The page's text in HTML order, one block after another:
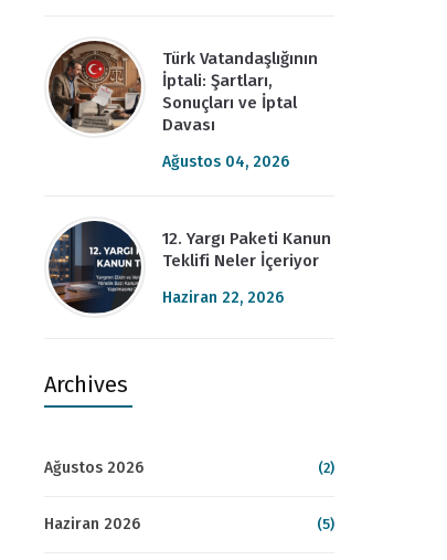
Türk Vatandaşlığının
İptali: Şartları,
Sonuçları ve İptal
Davası
Ağustos 04, 2026
12. Yargı Paketi Kanun
Teklifi Neler İçeriyor
Haziran 22, 2026
Archives
Ağustos 2026 (2)
Haziran 2026 (5)